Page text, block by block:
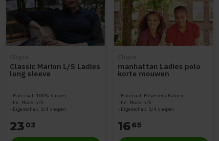
Classic Marion L/S Ladies
long sleeve
Materiaal: 100% Katoen
Fit: Modern fit
Eigenschap: 1/4 knopen
23 03
manhattan Ladies polo
korte mouwen
Materiaal: Polyester / Katoen
Fit: Modern fit
Eigenschap: 1/4 knopen
1665